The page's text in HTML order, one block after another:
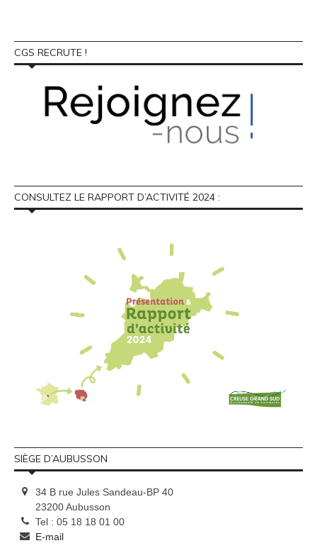
CGS RECRUTE !
CONSULTEZ LE RAPPORT D’ACTIVITÉ 2024 :
SIÈGE D’AUBUSSON
34 B rue Jules Sandeau-BP 40
23200 Aubusson
Tel : 05 18 18 01 00
E-mail